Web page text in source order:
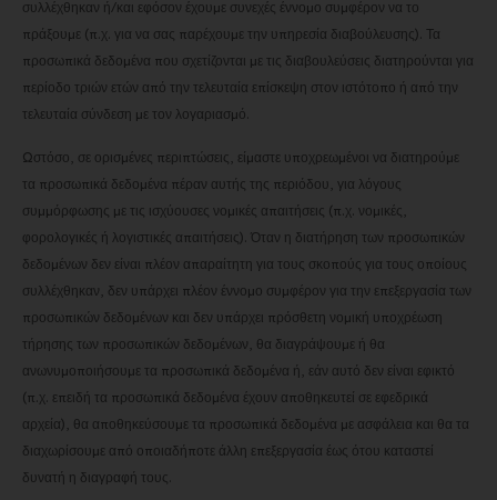
συλλέχθηκαν ή/και εφόσον έχουμε συνεχές έννομο συμφέρον να το
πράξουμε (π.χ. για να σας παρέχουμε την υπηρεσία διαβούλευσης). Τα
προσωπικά δεδομένα που σχετίζονται με τις διαβουλεύσεις διατηρούνται για
περίοδο τριών ετών από την τελευταία επίσκεψη στον ιστότοπο ή από την
τελευταία σύνδεση με τον λογαριασμό.
Ωστόσο, σε ορισμένες περιπτώσεις, είμαστε υποχρεωμένοι να διατηρούμε
τα προσωπικά δεδομένα πέραν αυτής της περιόδου, για λόγους
συμμόρφωσης με τις ισχύουσες νομικές απαιτήσεις (π.χ. νομικές,
φορολογικές ή λογιστικές απαιτήσεις). Όταν η διατήρηση των προσωπικών
δεδομένων δεν είναι πλέον απαραίτητη για τους σκοπούς για τους οποίους
συλλέχθηκαν, δεν υπάρχει πλέον έννομο συμφέρον για την επεξεργασία των
προσωπικών δεδομένων και δεν υπάρχει πρόσθετη νομική υποχρέωση
τήρησης των προσωπικών δεδομένων, θα διαγράψουμε ή θα
ανωνυμοποιήσουμε τα προσωπικά δεδομένα ή, εάν αυτό δεν είναι εφικτό
(π.χ. επειδή τα προσωπικά δεδομένα έχουν αποθηκευτεί σε εφεδρικά
αρχεία), θα αποθηκεύσουμε τα προσωπικά δεδομένα με ασφάλεια και θα τα
διαχωρίσουμε από οποιαδήποτε άλλη επεξεργασία έως ότου καταστεί
δυνατή η διαγραφή τους.